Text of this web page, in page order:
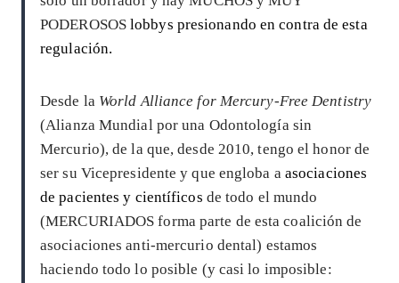
PODEROSOSlobbys presionando en contra de esta
regulación.
Desde la World Alliance for Mercury-Free Dentistry
(Alianza Mundial por una Odontología sin
Mercurio), de la que, desde 2010, tengo el honor de
ser su Vicepresidente y que engloba a asociaciones
de pacientes y científicos de todo el mundo
(MERCURIADOS forma parte de esta coalición de
asociaciones anti-mercurio dental) estamos
haciendo todo lo posible (y casi lo imposible: